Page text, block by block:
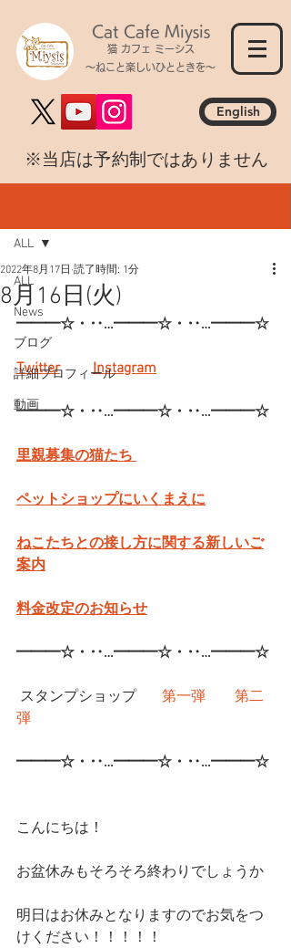
Cat Cafe Miysis
猫 カフェ ミーシス
～ねこと楽しいひとときを～
English
​※当店は予約制ではありません
ALL
News
ブログ
詳細プロフィール
動画
ALL
8月16日(火)
2022年8月17日 読了時間: 1分
━━━☆・‥…━━━☆・‥…━━━☆
Twitter Instagram
━━━☆・‥…━━━☆・‥…━━━☆
里親募集の猫たち
ペットショップにいくまえに
ねこたちとの接し方に関する新しいご
案内
料金改定のお知らせ
━━━☆・‥…━━━☆・‥…━━━☆
第一弾
第二
弾
━━━☆・‥…━━━☆・‥…━━━☆
こんにちは！
お盆休みもそろそろ終わりでしょうか
明日はお休みとなりますのでお気をつ
けください！！！！！